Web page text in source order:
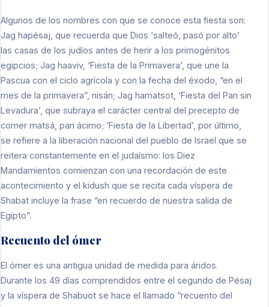
Algunos de los nombres con que se conoce esta fiesta son:
Jag hapésaj, que recuerda que Dios ‘salteó, pasó por alto’
las casas de los judíos antes de herir a los primogénitos
egipcios; Jag haaviv, ‘Fiesta de la Primavera’, que une la
Pascua con el ciclo agrícola y con la fecha del éxodo, “en el
mes de la primavera”, nisán; Jag hamatsot, ‘Fiesta del Pan sin
Levadura’, que subraya el carácter central del precepto de
comer matsá, pan ácimo; ‘Fiesta de la Libertad’, por último,
se refiere a la liberación nacional del pueblo de Israel que se
reitera constantemente en el judaísmo: los Diez
Mandamientos comienzan con una recordación de este
acontecimiento y el kidush que se recita cada víspera de
Shabat incluye la frase “en recuerdo de nuestra salida de
Egipto”.
Recuento del ómer
El ómer es una antigua unidad de medida para áridos.
Durante los 49 días comprendidos entre el segundo de Pésaj
y la víspera de Shabuot se hace el llamado “recuento del